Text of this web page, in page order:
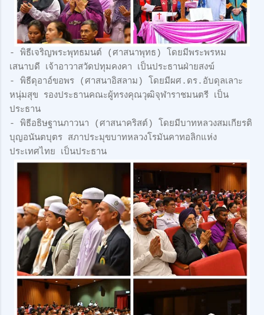
-
พิธีเจริญพระพุทธมนต์ (ศาสนาพุทธ) โดยมีพระพรหม
เสนาบดี เจ้าอาวาสวัดปทุมคงคา เป็นประธานฝ่ายสงฆ์
-
พิธีดุอาอ์ขอพร (ศาสนาอิสลาม) โดยมีผศ.ดร.อับดุลเลาะ
หนุ่มสุข รองประธานคณะผู้ทรงคุณวุฒิจุฬาราชมนตรี เป็น
ประธาน
-
พิธีอธิษฐานภาวนา (ศาสนาคริสต์) โดยมีบาทหลวงสมเกียรติ
บุญอนันตบุตร สภาประมุขบาทหลวงโรมันคาทอลิกแห่ง
ประเทศไทย เป็นประธาน